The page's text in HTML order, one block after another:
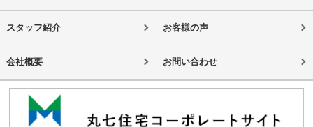
スタッフ紹介 お客様の声
会社概要 お問い合わせ